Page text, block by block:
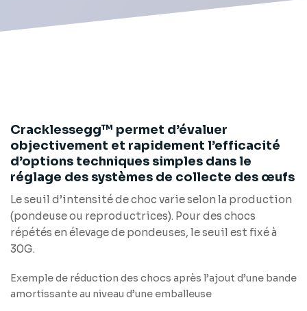
Cracklessegg™ permet d’évaluer
objectivement et rapidement l’efficacité
d’options techniques simples dans le
réglage des systèmes de collecte des œufs
Le seuil d’intensité de choc varie selon la production
(pondeuse ou reproductrices). Pour des chocs
répétés en élevage de pondeuses, le seuil est fixé à
30G.
Exemple de réduction des chocs après l’ajout d’une bande
amortissante au niveau d’une emballeuse